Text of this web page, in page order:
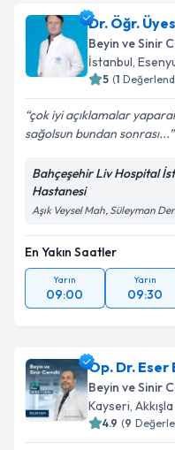
Dr. Öğr.
Beyin ve Sinir
İstanbul,
5 (1
çok iyi açıklamalar
sağolsun bundan sonrası...
Bahçeşehir Liv Hospital
Hastanesi
Aşık Veysel Mah, Süleyman
En Yakın Saatler
Yarın
09:00
Yarın
09:30
Op. Dr.
Beyin ve Sinir
Kayseri, Akkışla
4.9 (9